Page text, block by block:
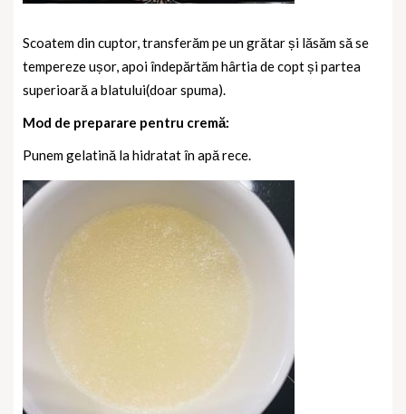
Scoatem din cuptor, transferăm pe un grătar și lăsăm să se
tempereze ușor, apoi îndepărtăm hârtia de copt și partea
superioară a blatului(doar spuma).
Mod de preparare pentru cremă:
Punem gelatină la hidratat în apă rece.